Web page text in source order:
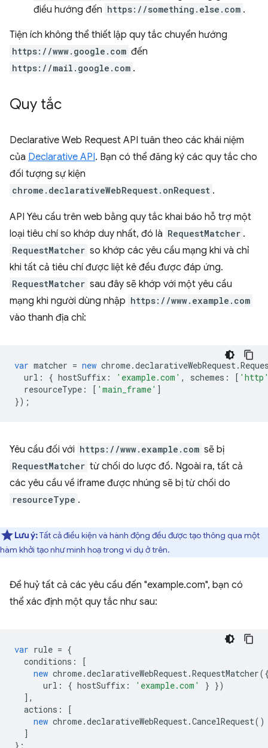
điều hướng đến https://something.else.com .
Tiện ích không thể thiết lập quy tắc chuyển hướng
https://www.google.com đến
https://mail.google.com .
Quy tắc
Declarative Web Request API tuân theo các khái niệm
của Declarative API. Bạn có thể đăng ký các quy tắc cho
đối tượng sự kiện
chrome.declarativeWebRequest.onRequest .
API Yêu cầu trên web bằng quy tắc khai báo hỗ trợ một
loại tiêu chí so khớp duy nhất, đó là RequestMatcher .
RequestMatcher so khớp các yêu cầu mạng khi và chỉ
khi tất cả tiêu chí được liệt kê đều được đáp ứng.
RequestMatcher sau đây sẽ khớp với một yêu cầu
mạng khi người dùng nhập https://www.example.com
vào thanh địa chỉ:
var matcher = new chrome.declarativeWebRequest.
url : { hostSuffix : 'example.com' , schemes : [
resourceType : [ 'main_frame' ]
});
Yêu cầu đối với https://www.example.com sẽ bị
RequestMatcher từ chối do lược đồ. Ngoài ra, tất cả
các yêu cầu về iframe được nhúng sẽ bị từ chối do
resourceType .
Lưu ý:Tất cả điều kiện và hành động đều được tạo thông qua một
hàm khởi tạo như minh hoạ trong ví dụ ở trên.
Để huỷ tất cả các yêu cầu đến "example.com", bạn có
thể xác định một quy tắc như sau:
var rule = {
conditions :
[
new chrome.declarativeWebRequest.RequestMatcher
url : { hostSuffix : 'example.com' } })
],
actions :
[
new chrome.declarativeWebRequest.CancelRequest()
]
};